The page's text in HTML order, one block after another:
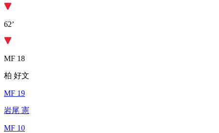
62’
MF 18
柏 好文
MF 19
岩尾 憲
MF 10